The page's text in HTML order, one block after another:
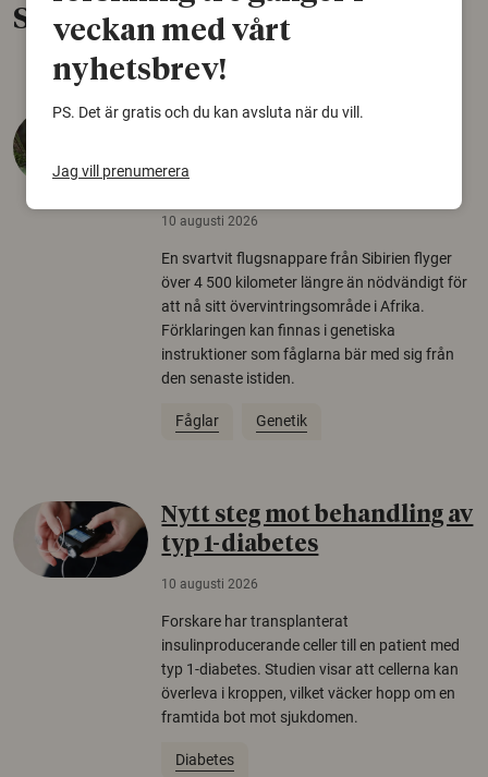
Senaste nytt
Gener från istiden styr
Afrika
10 augusti 2026
En svartvit flugsnappare från Sibirien flyger
över 4 500 kilometer längre än nödvändigt för
att nå sitt övervintringsområde i Afrika.
Förklaringen kan finnas i genetiska
instruktioner som fåglarna bär med sig från
den senaste istiden.
Fåglar Genetik
Nytt steg mot behandling av
typ 1-diabetes
10 augusti 2026
Forskare har transplanterat
insulinproducerande celler till en patient med
typ 1-diabetes. Studien visar att cellerna kan
överleva i kroppen, vilket väcker hopp om en
framtida bot mot sjukdomen.
Diabetes
veckan med vårt
nyhetsbrev!
PS. Det är gratis och du kan avsluta när du vill.
Jag vill prenumerera